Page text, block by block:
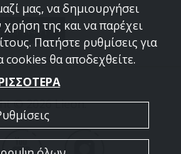
© 2026 Lieon.
μας, να δημιουργήσει
χρήση της και να παρέχει
Πατήστε ρυθμίσεις για
cookies θα αποδεχθείτε.